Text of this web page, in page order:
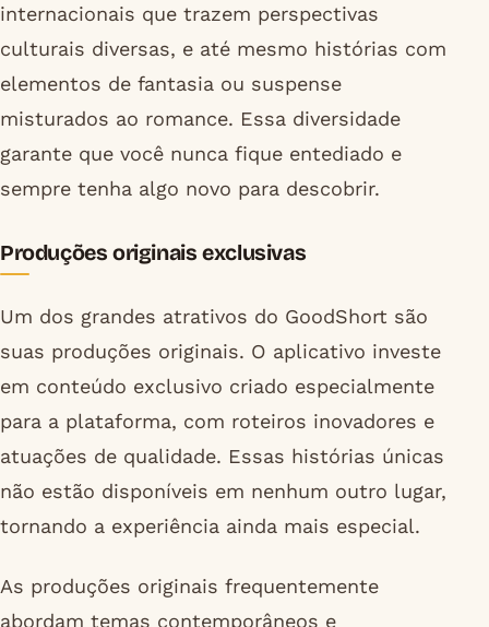
internacionais que trazem perspectivas
culturais diversas, e até mesmo histórias com
elementos de fantasia ou suspense
misturados ao romance. Essa diversidade
garante que você nunca fique entediado e
sempre tenha algo novo para descobrir.
Produções originais exclusivas
Um dos grandes atrativos do GoodShort são
suas produções originais. O aplicativo investe
em conteúdo exclusivo criado especialmente
para a plataforma, com roteiros inovadores e
atuações de qualidade. Essas histórias únicas
não estão disponíveis em nenhum outro lugar,
tornando a experiência ainda mais especial.
As produções originais frequentemente
abordam temas contemporâneos e